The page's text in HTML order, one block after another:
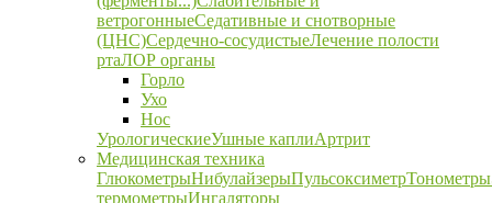
ветрогонныеСедативные и снотворные
(ЦНС)Сердечно-сосудистыеЛечение полости
ртаЛОР органы
Горло
Ухо
Нос
УрологическиеУшные каплиАртрит
Медицинская техника
ГлюкометрыНибулайзерыПульсоксиметрТонометры
термометрыИнгаляторы